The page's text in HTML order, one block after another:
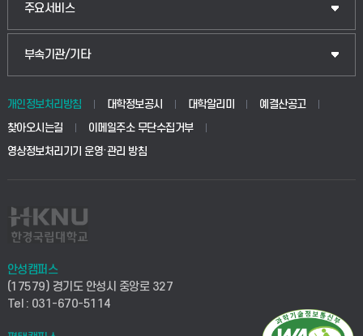
주요서비스
부속기관/기타
개인정보처리방침 대학정보공시 대학알리미
예결산공고
찾아오시는길
이메일주소 무단수집거부
영상정보처리기기 운영·관리 방침
안성캠퍼스
(17579) 경기도 안성시 중앙로 327
Tel : 031-670-5114